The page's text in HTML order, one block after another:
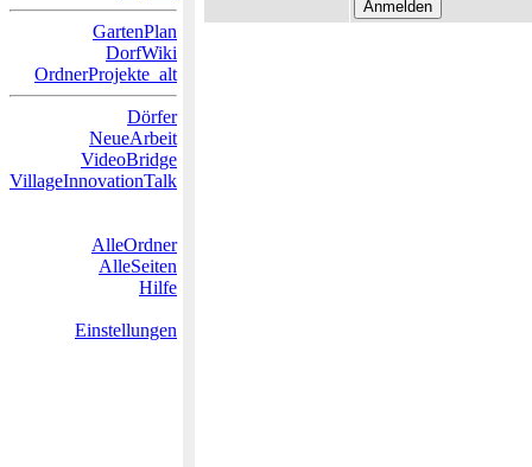
GartenPlan
DorfWiki
OrdnerProjekte_alt
Dörfer
NeueArbeit
VideoBridge
VillageInnovationTalk
AlleOrdner
AlleSeiten
Hilfe
Einstellungen